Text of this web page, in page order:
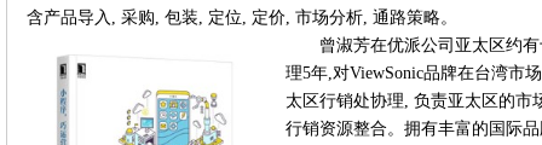
含产品导入, 采购, 包装, 定位, 定价, 市场分析, 通路策略。
曾淑芳在优派公司亚太区约有
理5年,对ViewSonic品牌在台湾市
太区行销处协理, 负责亚太区的市
行销资源整合。拥有丰富的国际